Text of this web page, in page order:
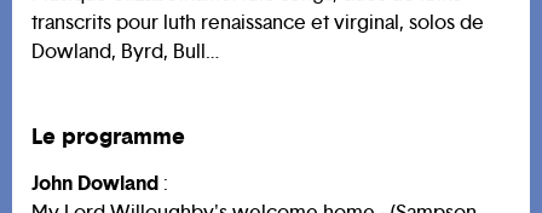
transcrits pour luth renaissance et virginal, solos de
Dowland, Byrd, Bull…
Le programme
John Dowland :